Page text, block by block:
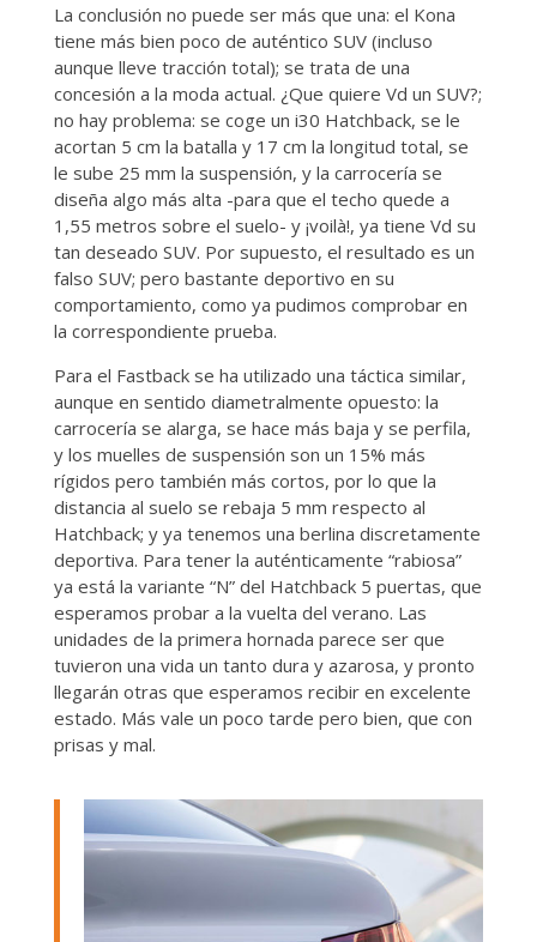
La conclusión no puede ser más que una: el Kona
tiene más bien poco de auténtico SUV (incluso
aunque lleve tracción total); se trata de una
concesión a la moda actual. ¿Que quiere Vd un SUV?;
no hay problema: se coge un i30 Hatchback, se le
acortan 5 cm la batalla y 17 cm la longitud total, se
le sube 25 mm la suspensión, y la carrocería se
diseña algo más alta -para que el techo quede a
1,55 metros sobre el suelo- y ¡voilà!, ya tiene Vd su
tan deseado SUV. Por supuesto, el resultado es un
falso SUV; pero bastante deportivo en su
comportamiento, como ya pudimos comprobar en
la correspondiente prueba.
Para el Fastback se ha utilizado una táctica similar,
aunque en sentido diametralmente opuesto: la
carrocería se alarga, se hace más baja y se perfila,
y los muelles de suspensión son un 15% más
rígidos pero también más cortos, por lo que la
distancia al suelo se rebaja 5 mm respecto al
Hatchback; y ya tenemos una berlina discretamente
deportiva. Para tener la auténticamente “rabiosa”
ya está la variante “N” del Hatchback 5 puertas, que
esperamos probar a la vuelta del verano. Las
unidades de la primera hornada parece ser que
tuvieron una vida un tanto dura y azarosa, y pronto
llegarán otras que esperamos recibir en excelente
estado. Más vale un poco tarde pero bien, que con
prisas y mal.